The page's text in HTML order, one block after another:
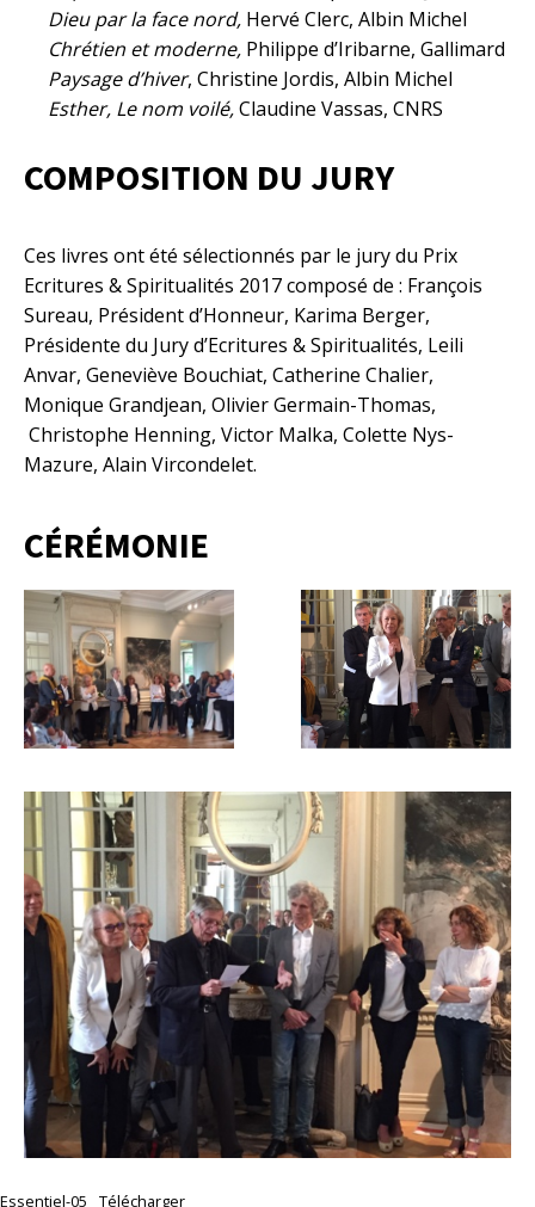
Dieu par la face nord, Hervé Clerc, Albin Michel
Chrétien et moderne, Philippe d’Iribarne, Gallimard
Paysage d’hiver, Christine Jordis, Albin Michel
Esther, Le nom voilé,Claudine Vassas, CNRS
COMPOSITION DU JURY
Ces livres ont été sélectionnés par le jury du Prix
Ecritures & Spiritualités 2017 composé de : François
Sureau, Président d’Honneur, Karima Berger,
Présidente du Jury d’Ecritures & Spiritualités, Leili
Anvar, Geneviève Bouchiat, Catherine Chalier,
Monique Grandjean, Olivier Germain-Thomas,
Christophe Henning, Victor Malka, Colette Nys-
Mazure, Alain Vircondelet.
CÉRÉMONIE
Essentiel-05 Télécharger